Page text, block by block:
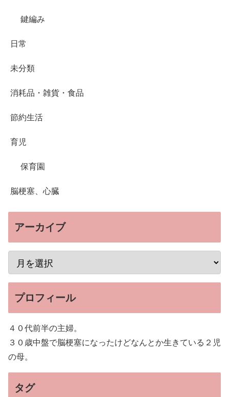
鍵編み
日常
未分類
消耗品・雑貨・食品
節約生活
育児
保育園
脳梗塞、心臓
アーカイブ
プロフィール
４０代前半の主婦。
３０歳中盤で脳梗塞になったけどなんとか生きている２児
の母。
タグ